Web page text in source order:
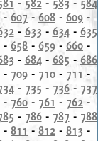
- 607 - 608 - 609 -
- 633 - 634- 635
- 658 - 659 - 660 -
- 684- 685 - 686
- 709 - 710 - 711 -
- 735 - 736- 737
- 760 - 761 - 762 -
- 786- 787 - 788
- 811 - 812 - 813 -